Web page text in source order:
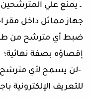
ـ يمنع علي المترشحين
جهاز مماثل داخل مقر
ضبط أي مترشح من
إقصاؤه بصفة نهائية؛
‐لن يسمح لأي مترشح
للتعريف الإلكترونية